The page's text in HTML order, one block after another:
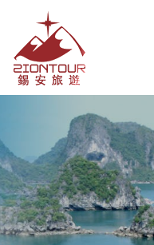
越
安
國
際
旅
行